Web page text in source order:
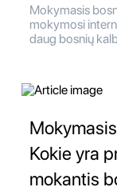
Mokymasis
mokymosi
daug bosnių
Kokie yra
mokantis